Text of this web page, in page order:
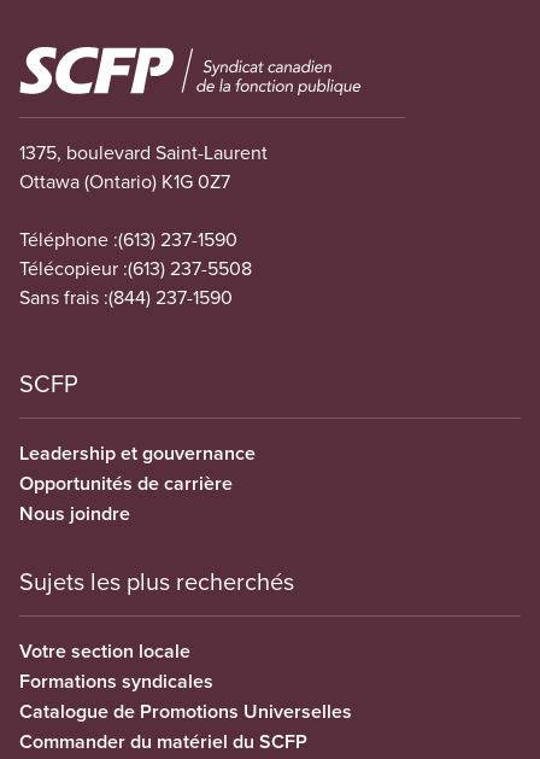
Image
1375, boulevard Saint-Laurent
Ottawa (Ontario) K1G 0Z7
Téléphone :(613) 237-1590
Télécopieur :(613) 237-5508
Sans frais :(844) 237-1590
SCFP
Leadership et gouvernance
Opportunités de carrière
Nous joindre
Sujets les plus recherchés
Votre section locale
Formations syndicales
Catalogue de Promotions Universelles
Commander du matériel du SCFP